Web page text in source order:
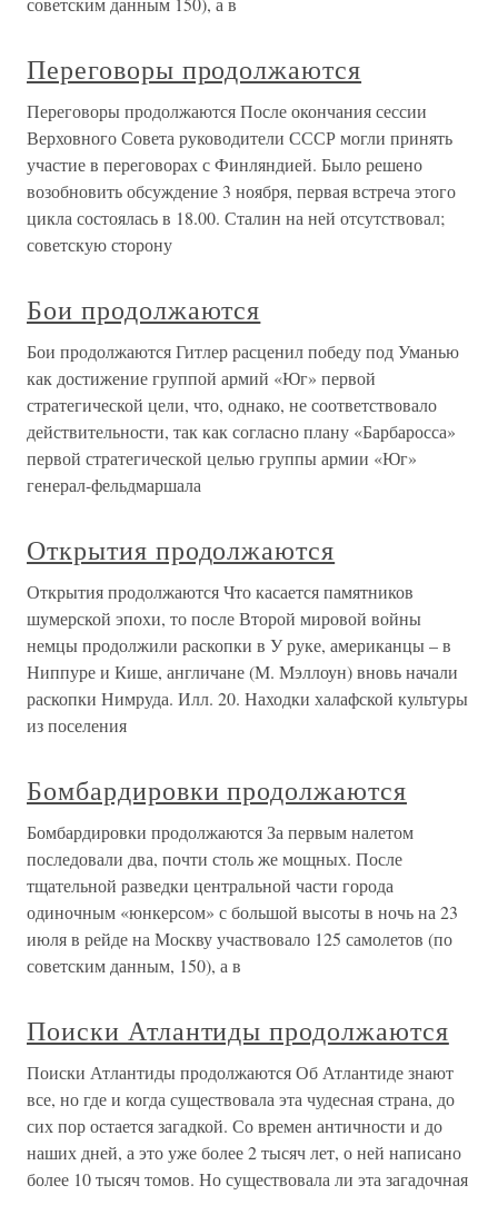
Переговоры продолжаются
Переговоры продолжаются После окончания сессии
Верховного Совета руководители СССР могли принять
участие в переговорах с Финляндией. Было решено
возобновить обсуждение 3 ноября, первая встреча этого
цикла состоялась в 18.00. Сталин на ней отсутствовал;
советскую сторону
Бои продолжаются
Бои продолжаются Гитлер расценил победу под Уманью
как достижение группой армий «Юг» первой
стратегической цели, что, однако, не соответствовало
действительности, так как согласно плану «Барбаросса»
первой стратегической целью группы армии «Юг»
генерал-фельдмаршала
Открытия продолжаются
Открытия продолжаются Что касается памятников
шумерской эпохи, то после Второй мировой войны
немцы продолжили раскопки в У руке, американцы – в
Ниппуре и Кише, англичане (М. Мэллоун) вновь начали
раскопки Нимруда. Илл. 20. Находки халафской культуры
из поселения
Бомбардировки продолжаются
Бомбардировки продолжаются За первым налетом
последовали два, почти столь же мощных. После
тщательной разведки центральной части города
одиночным «юнкерсом» с большой высоты в ночь на 23
июля в рейде на Москву участвовало 125 самолетов (по
советским данным, 150), а в
Поиски Атлантиды продолжаются
Поиски Атлантиды продолжаются Об Атлантиде знают
все, но где и когда существовала эта чудесная страна, до
сих пор остается загадкой. Со времен античности и до
наших дней, а это уже более 2 тысяч лет, о ней написано
более 10 тысяч томов. Но существовала ли эта загадочная